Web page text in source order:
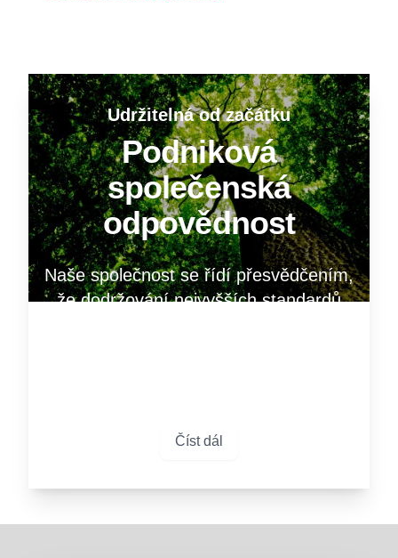
Udržitelná od začátku
Podniková
společenská
odpovědnost
Naše společnost se řídí přesvědčením,
že dodržování nejvyšších standardů
Číst dál